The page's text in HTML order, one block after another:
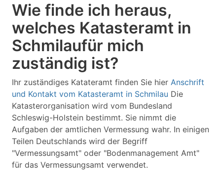
Wie finde ich heraus,
welches Katasteramt in
Schmilaufür mich
zuständig ist?
Ihr zuständiges Katateramt finden Sie hier Anschrift
und Kontakt vom Katasteramt in Schmilau Die
Katasterorganisation wird vom Bundesland
Schleswig-Holstein bestimmt. Sie nimmt die
Aufgaben der amtlichen Vermessung wahr. In einigen
Teilen Deutschlands wird der Begriff
"Vermessungsamt" oder "Bodenmanagement Amt"
für das Vermessungsamt verwendet.